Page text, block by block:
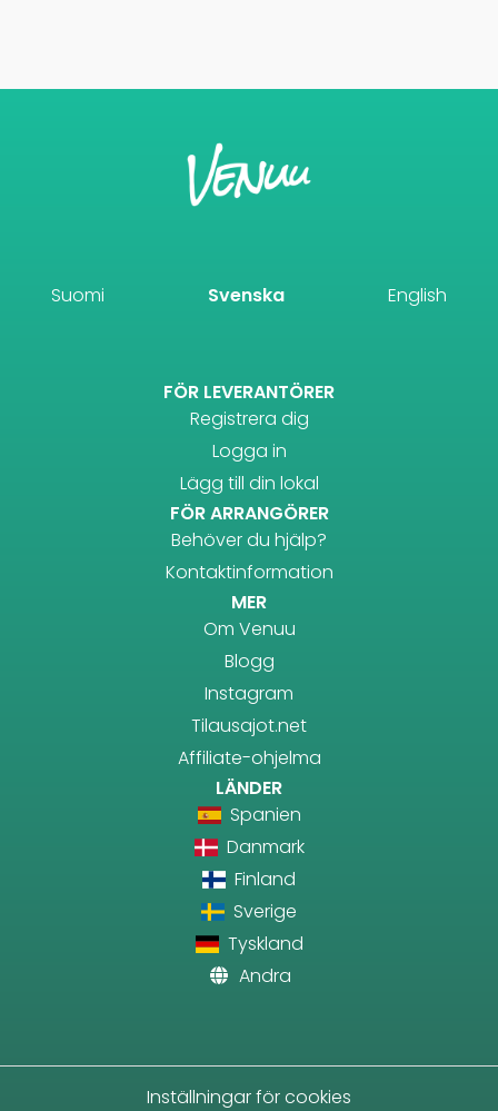
Suomi Svenska English
FÖR LEVERANTÖRER
Registrera dig
Logga in
Lägg till din lokal
FÖR ARRANGÖRER
Behöver du hjälp?
Kontaktinformation
MER
Om Venuu
Blogg
Instagram
Tilausajot.net
Affiliate-ohjelma
LÄNDER
Spanien
Danmark
Finland
Sverige
Tyskland
Andra
Inställningar för cookies